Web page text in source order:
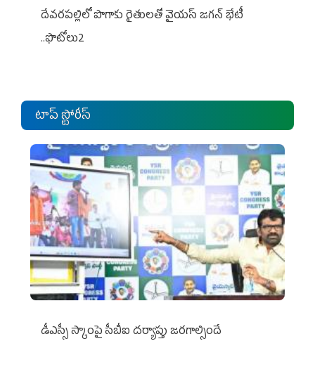
దేవరపల్లిలో పొగాకు రైతులతో వైయస్ జగన్ భేటీ
..ఫొటోలు2
టాప్ స్టోరీస్
డీఎస్సీ స్కాంపై సీబీఐ దర్యాప్తు జరగాల్సిందే